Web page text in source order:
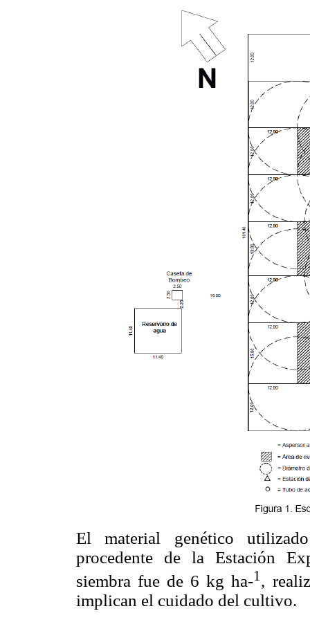
El material genético
procedente de la Estación
siembra fue de 6 kg ha-1 ,
implican el cuidado del cultivo.